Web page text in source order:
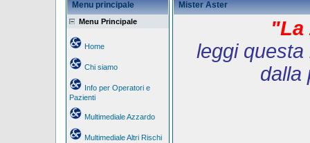
Menu principale
Menu Principale
Home
Chi siamo
Info per Operatori e
Pazienti
Multimediale Azzardo
Multimediale Altri Rischi
Mister Aster
"La
leggi
dalla